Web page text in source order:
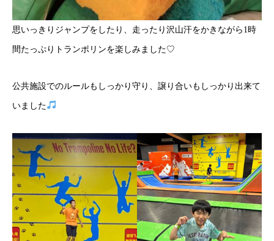
思いっきりジャンプをしたり、走ったり沢山汗をかきながら1時
間たっぷりトランポリンを楽しみました♡
公共施設でのルールもしっかり守り、譲り合いもしっかり出来て
いました